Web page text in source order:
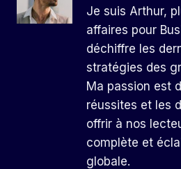
Je suis Arthur,
affaires pour
déchiffre les
stratégies des
Ma passion est
réussites et les
offrir à nos
complète et
globale.